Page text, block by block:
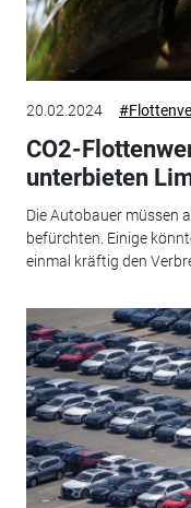
20.02.2024
CO2-
unterbieten
Die Autobauer müssen
befürchten. Einige
einmal kräftig den